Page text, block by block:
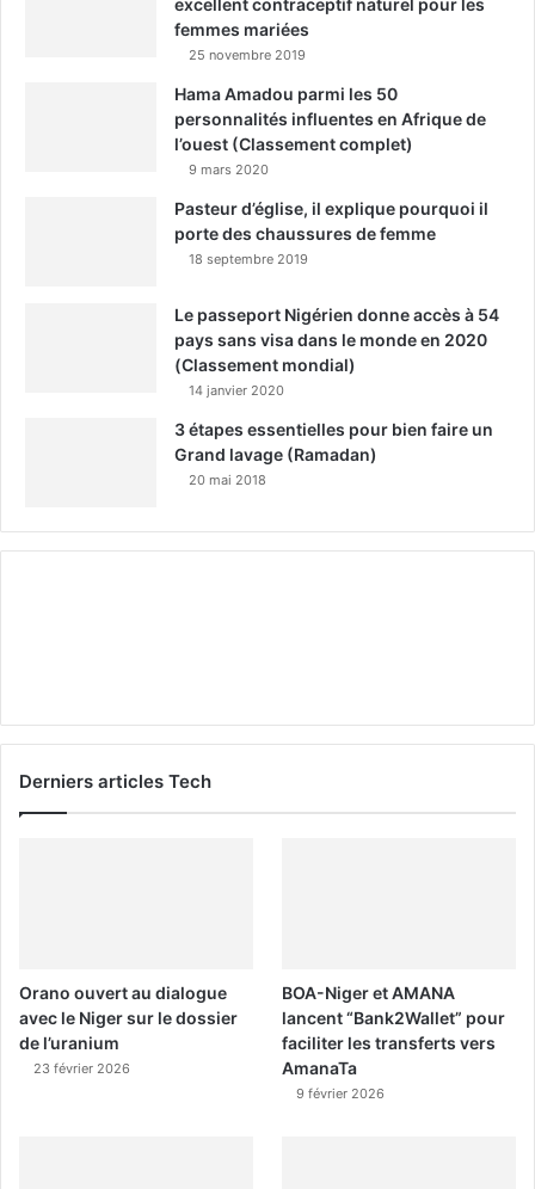
excellent contraceptif naturel pour les
femmes mariées
25 novembre 2019
Hama Amadou parmi les 50
personnalités influentes en Afrique de
l’ouest (Classement complet)
9 mars 2020
Pasteur d’église, il explique pourquoi il
porte des chaussures de femme
18 septembre 2019
Le passeport Nigérien donne accès à 54
pays sans visa dans le monde en 2020
(Classement mondial)
14 janvier 2020
3 étapes essentielles pour bien faire un
Grand lavage (Ramadan)
20 mai 2018
Derniers articles Tech
Orano ouvert au dialogue
avec le Niger sur le dossier
de l’uranium
23 février 2026
BOA-Niger et AMANA
lancent “Bank2Wallet” pour
faciliter les transferts vers
AmanaTa
9 février 2026